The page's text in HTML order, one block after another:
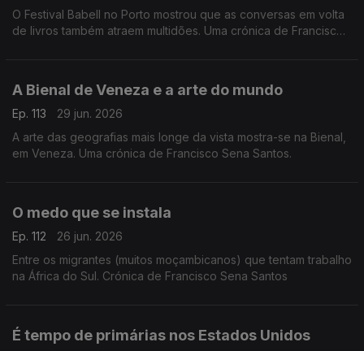
O Festival Babell no Porto mostrou que as conversas em volta
de livros também atraem multidões. Uma crónica de Francisco
A Bienal de Veneza e a arte do mundo
Ep. 113
29 jun. 2026
A arte das geografias mais longe da vista mostra-se na Bienal,
em Veneza. Uma crónica de Francisco Sena Santos.
O medo que se instala
Ep. 112
26 jun. 2026
Entre os migrantes (muitos moçambicanos) que tentam trabalho
na África do Sul. Crónica de Francisco Sena Santos
É tempo de primárias nos Estados Unidos